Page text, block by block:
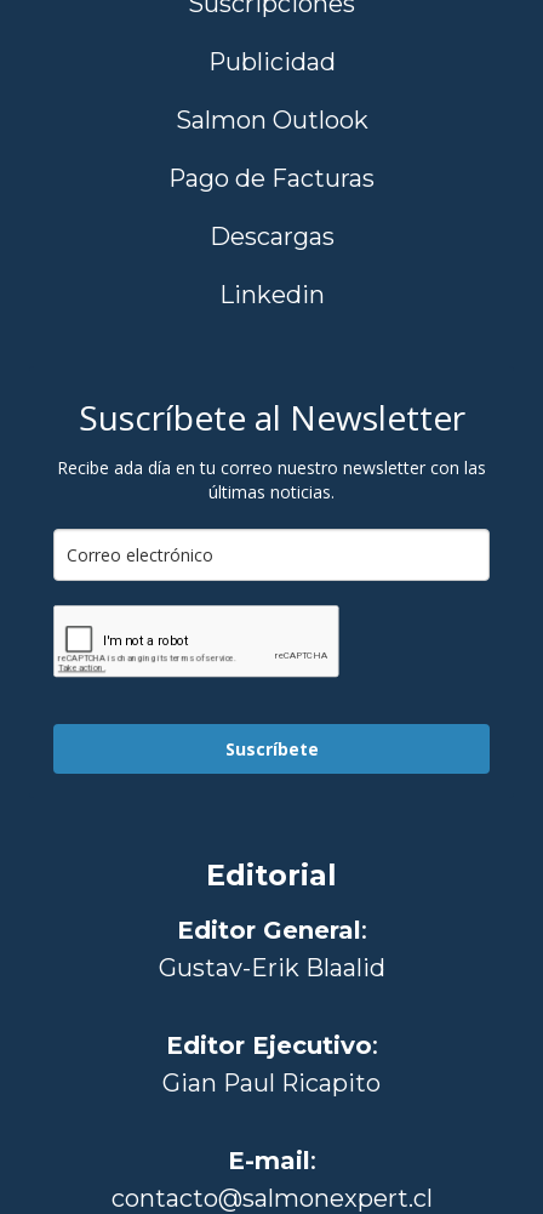
Publicidad
Salmon Outlook
Pago de Facturas
Descargas
Linkedin
Suscríbete al Newsletter
Recibe ada día en tu correo nuestro newsletter con las
últimas noticias.
Suscríbete
Editorial
Editor General:
Gustav-Erik Blaalid
Editor Ejecutivo:
Gian Paul Ricapito
E-mail:
contacto@salmonexpert.cl